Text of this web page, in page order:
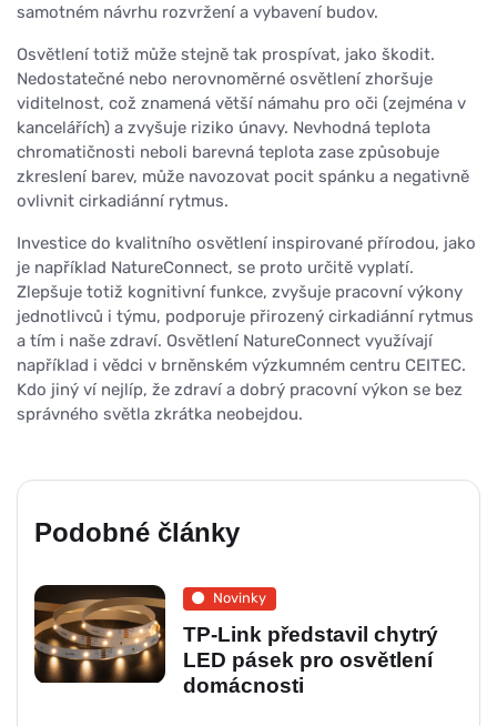
samotném návrhu rozvržení a vybavení budov.
Osvětlení totiž může stejně tak prospívat, jako škodit.
Nedostatečné nebo nerovnoměrné osvětlení zhoršuje
viditelnost, což znamená větší námahu pro oči (zejména v
kancelářích) a zvyšuje riziko únavy. Nevhodná teplota
chromatičnosti neboli barevná teplota zase způsobuje
zkreslení barev, může navozovat pocit spánku a negativně
ovlivnit cirkadiánní rytmus.
Investice do kvalitního osvětlení inspirované přírodou, jako
je například NatureConnect, se proto určitě vyplatí.
Zlepšuje totiž kognitivní funkce, zvyšuje pracovní výkony
jednotlivců i týmu, podporuje přirozený cirkadiánní rytmus
a tím i naše zdraví. Osvětlení NatureConnect využívají
například i vědci v brněnském výzkumném centru CEITEC.
Kdo jiný ví nejlíp, že zdraví a dobrý pracovní výkon se bez
správného světla zkrátka neobejdou.
Podobné články
Novinky
TP-Link představil chytrý
LED pásek pro osvětlení
domácnosti